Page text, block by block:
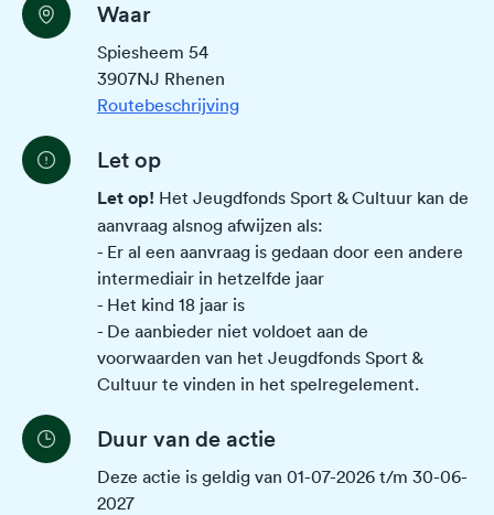
Waar
Spiesheem 54
3907NJ Rhenen
Routebeschrijving
Let op
Let op! Het Jeugdfonds Sport & Cultuur kan de
aanvraag alsnog afwijzen als:
- Er al een aanvraag is gedaan door een andere
intermediair in hetzelfde jaar
- Het kind 18 jaar is
- De aanbieder niet voldoet aan de
voorwaarden van het Jeugdfonds Sport &
Cultuur te vinden in het spelregelement.
Duur van de actie
Deze actie is geldig van 01-07-2026 t/m 30-06-
2027